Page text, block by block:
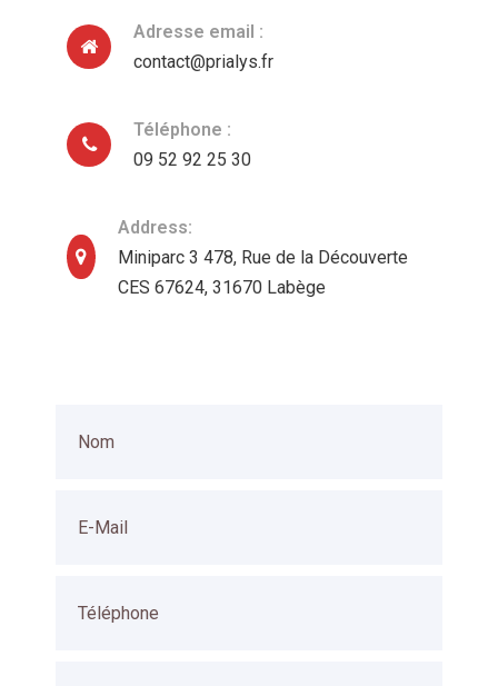
Adresse email :
contact@prialys.fr
Téléphone :
09 52 92 25 30
Address:
Miniparc 3 478, Rue de la Découverte
CES 67624, 31670 Labège